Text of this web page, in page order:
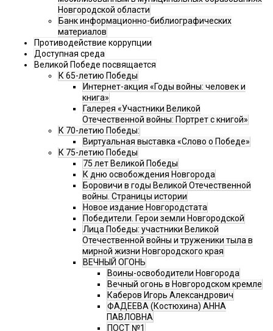
Новгородской области
Банк информационно-библиографических
материалов
Противодействие коррупции
Доступная среда
Великой Победе посвящается
К 65-летию Победы
Интернет-акция «Годы войны: человек и
книга»
Галерея «Участники Великой
Отечественной войны: Портрет с книгой»
К 70-летию Победы:
Виртуальная выставка «Слово о Победе»
К 75-летию Победы
75 лет Великой Победы
К дню освобождения Новгорода
Боровичи в годы Великой Отечественной
войны. Страницы истории
Новое издание Новгородстата
Победители. Герои земли Новгородской
Лица Победы: участники Великой
Отечественной войны и труженики тыла в
мирной жизни Новгородского края
ВЕЧНЫЙ ОГОНЬ
Воины-освободители Новгорода
Вечный огонь в Новгородском кремле
Каберов Игорь Александрович
ФАДЕЕВА (Костюхина) АННА
ПАВЛОВНА
ПОСТ №1